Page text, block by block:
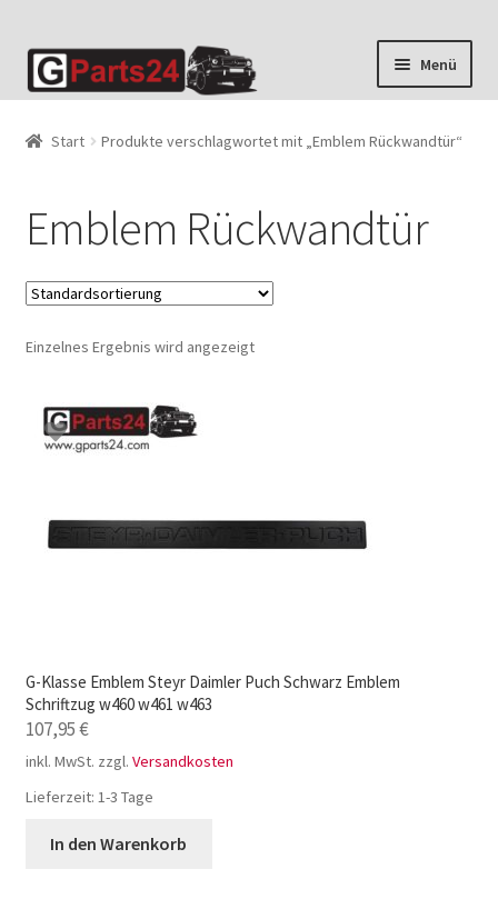
Zur
Navigation
Zum
Inhalt
Menü
Start Produkte verschlagwortet mit „Emblem Rückwandtür“
Emblem Rückwandtür
Einzelnes Ergebnis wird angezeigt
G-Klasse Emblem Steyr Daimler Puch Schwarz Emblem
Schriftzug w460 w461 w463
107,95€
inkl. MwSt. zzgl. Versandkosten
Lieferzeit: 1-3 Tage
In den Warenkorb